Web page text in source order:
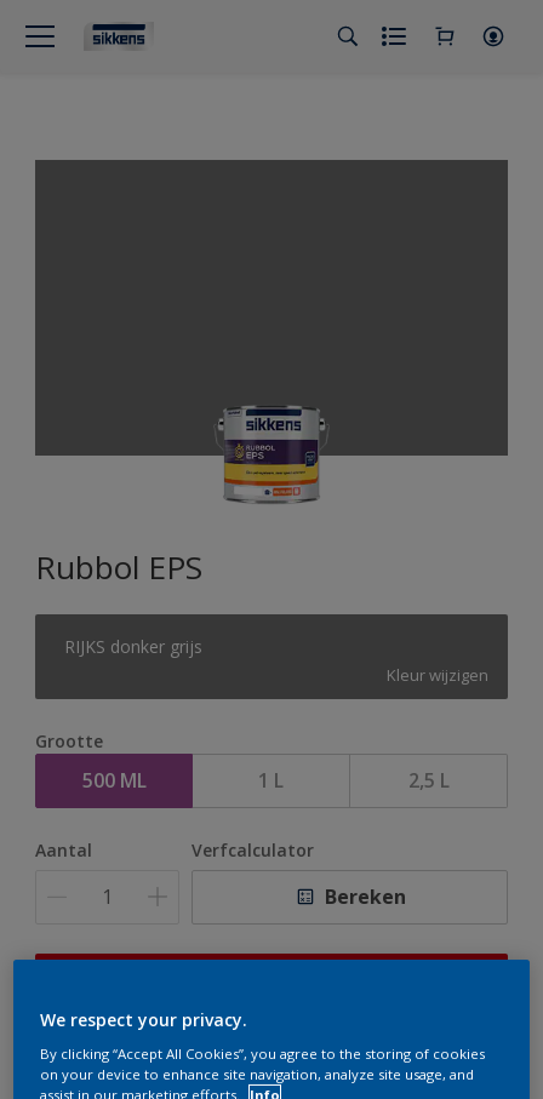
Rubbol EPS
RIJKS donker grijs
Kleur wijzigen
Grootte
500 ML 1 L 2,5 L
Aantal Verfcalculator
Bereken
te bestellen. Houd de website in de gaten, we werken
er hard aan om de voorraad aan te vullen.
We respect your privacy.
By clicking “Accept All Cookies”, you agree to the storing of cookies
on your device to enhance site navigation, analyze site usage, and
assist in our marketing efforts.
Info